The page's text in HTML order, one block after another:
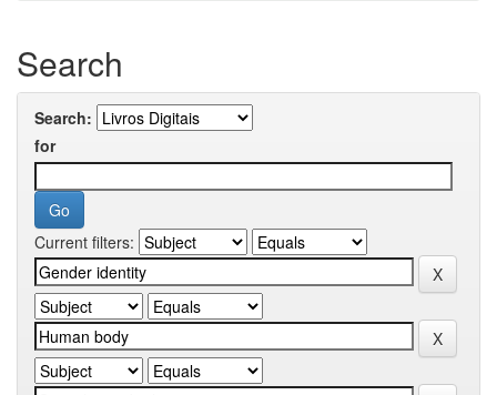
Search
Search:
for
Current filters: